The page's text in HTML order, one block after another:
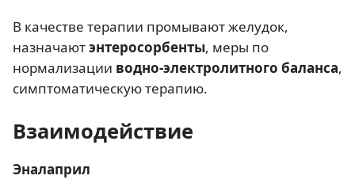
В качестве терапии промывают желудок,
назначаютэнтеросорбенты, меры по
нормализации водно-электролитного баланса,
симптоматическую терапию.
Взаимодействие
Эналаприл